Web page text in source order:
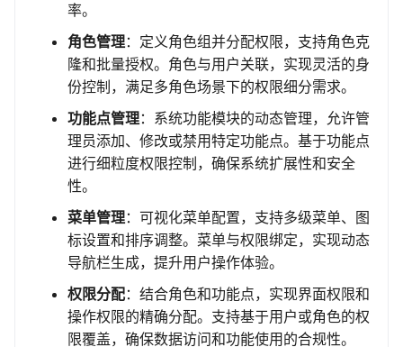
率。
角色管理：定义角色组并分配权限，支持角色克
隆和批量授权。角色与用户关联，实现灵活的身
份控制，满足多角色场景下的权限细分需求。
功能点管理：系统功能模块的动态管理，允许管
理员添加、修改或禁用特定功能点。基于功能点
进行细粒度权限控制，确保系统扩展性和安全
性。
菜单管理：可视化菜单配置，支持多级菜单、图
标设置和排序调整。菜单与权限绑定，实现动态
导航栏生成，提升用户操作体验。
权限分配：结合角色和功能点，实现界面权限和
操作权限的精确分配。支持基于用户或角色的权
限覆盖，确保数据访问和功能使用的合规性。